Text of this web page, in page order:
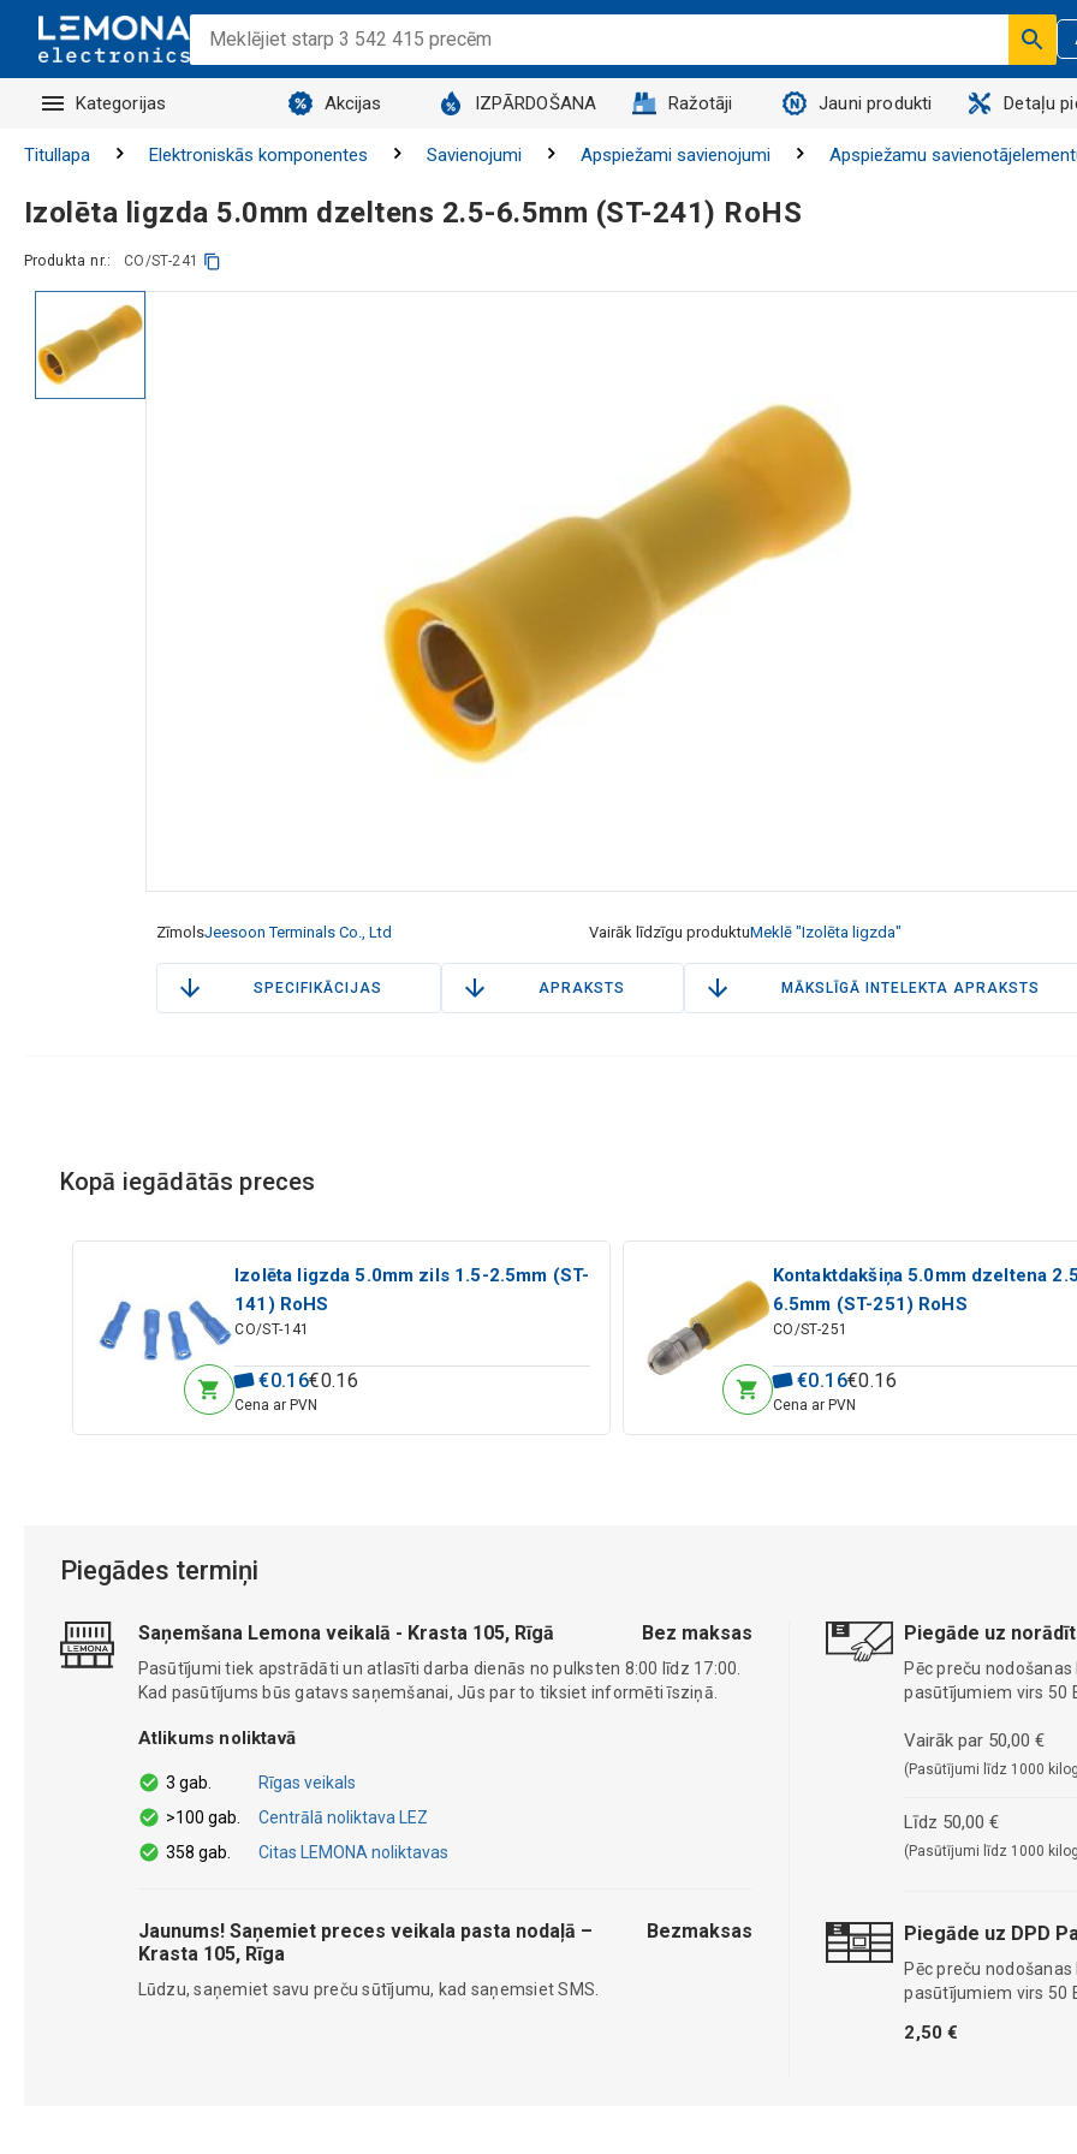
Kategorijas Akcijas IZPĀRDOŠANA Ražotāji Jauni produkti Detaļu
Titullapa Elektroniskās komponentes Savienojumi Apspiežami savienojumi Apspiežamu
Izolēta ligzda 5.0mm dzeltens 2.5-6.5mm (ST-241) RoHS
Produkta nr.: CO/ST-241
ZīmolsJeesoon Terminals Co., Ltd Vairāk līdzīgu produktuMeklē "Izolēta ligzda"
SPECIFIKĀCIJAS APRAKSTS MĀKSLĪGĀ INTELEKTA APRAKSTS
Kopā iegādātās preces
Izolēta ligzda 5.0mm zils 1.5-2.5mm (ST-
141) RoHS
CO/ST-141
€0.16€0.16
Cena ar PVN
Kontaktdakšiņa 5.0mm dzeltena
6.5mm (ST-251) RoHS
CO/ST-251
€0.16€0.16
Cena ar PVN
Piegādes termiņi
Saņemšana Lemona veikalā - Krasta 105, Rīgā Bez maksas
Pasūtījumi tiek apstrādāti un atlasīti darba dienās no pulksten 8:00 līdz 17:00.
Kad pasūtījums būs gatavs saņemšanai, Jūs par to tiksiet informēti īsziņā.
Atlikums noliktavā
3 gab.
Rīgas veikals
>100 gab.
Centrālā noliktava LEZ
358 gab.
Citas LEMONA noliktavas
Jaunums! Saņemiet preces veikala pasta nodaļā –
Krasta 105, Rīga
Bezmaksas
Lūdzu, saņemiet savu preču sūtījumu, kad saņemsiet SMS.
Piegāde uz
Pēc preču
pasūtījumiem virs 50
Vairāk par 50,00 €
(Pasūtījumi līdz 1000
Līdz 50,00 €
(Pasūtījumi līdz 1000
Piegāde uz DPD
Pēc preču
pasūtījumiem virs 50
2,50 €